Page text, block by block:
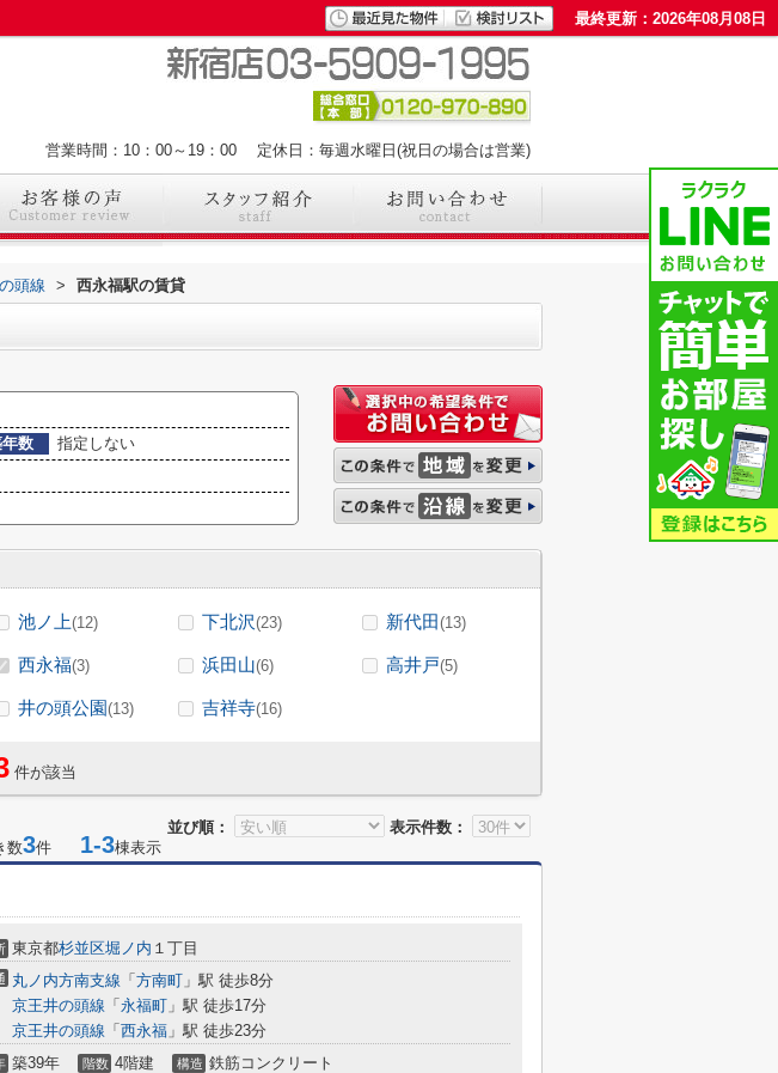
最終更新：2026年08月08日
営業時間：10：00～19：00 定休日：毎週水曜日(祝日の場合は営業)
頭線 > 西永福駅の賃貸
数
指定しない
池ノ上(12) 下北沢(23) 新代田(13)
西永福(3) 浜田山(6) 高井戸(5)
井の頭公園(13) 吉祥寺(16)
件が該当
並び順：
表示件数：
数3件 1-3棟表示
東京都杉並区堀ノ内 １丁目
丸ノ内方南支線 「 方南町 」駅 徒歩8分
京王井の頭線 「 永福町 」駅 徒歩17分
京王井の頭線 「 西永福 」駅 徒歩23分
築39年 階数 4階建 構造 鉄筋コンクリート